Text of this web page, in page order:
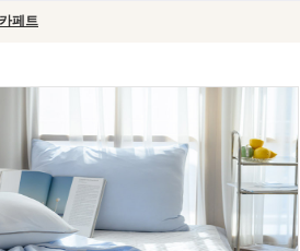
페트